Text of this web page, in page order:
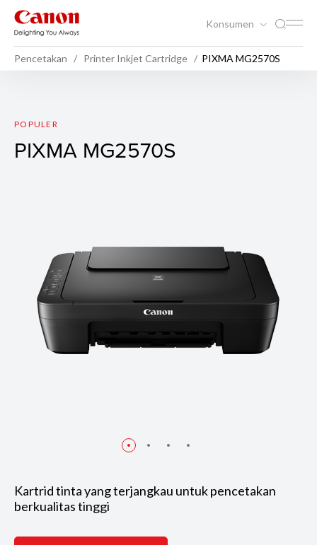
Konsumen
Pencetakan Printer Inkjet Cartridge PIXMA MG2570S
PIXMA MG2570S
POPULER
PIXMA MG2570S
Kartrid tinta yang terjangkau untuk pencetakan
berkualitas tinggi